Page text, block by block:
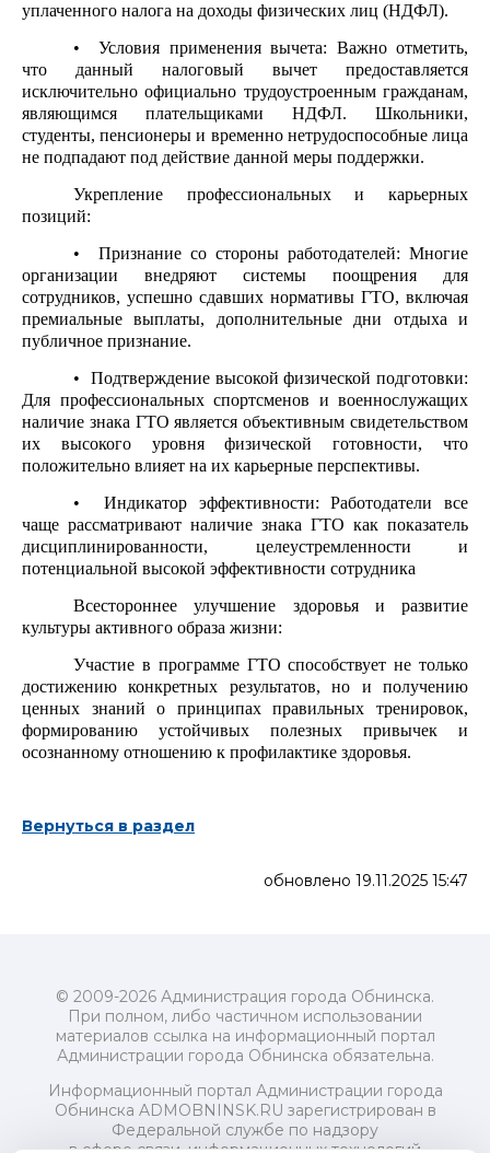
уплаченного налога на доходы физических лиц (НДФЛ).
• Условия применения вычета: Важно отметить,
что данный налоговый вычет предоставляется
исключительно официально трудоустроенным гражданам,
являющимся плательщиками НДФЛ. Школьники,
студенты, пенсионеры и временно нетрудоспособные лица
не подпадают под действие данной меры поддержки.
Укрепление профессиональных и карьерных
позиций:
• Признание со стороны работодателей: Многие
организации внедряют системы поощрения для
сотрудников, успешно сдавших нормативы ГТО, включая
премиальные выплаты, дополнительные дни отдыха и
публичное признание.
• Подтверждение высокой физической подготовки:
Для профессиональных спортсменов и военнослужащих
наличие знака ГТО является объективным свидетельством
их высокого уровня физической готовности, что
положительно влияет на их карьерные перспективы.
• Индикатор эффективности: Работодатели все
чаще рассматривают наличие знака ГТО как показатель
дисциплинированности, целеустремленности и
потенциальной высокой эффективности сотрудника
Всестороннее улучшение здоровья и развитие
культуры активного образа жизни:
Участие в программе ГТО способствует не только
достижению конкретных результатов, но и получению
ценных знаний о принципах правильных тренировок,
формированию устойчивых полезных привычек и
осознанному отношению к профилактике здоровья.
Вернуться в раздел
обновлено 19.11.2025 15:47
© 2009-2026 Администрация города Обнинска.
При полном, либо частичном использовании
материалов ссылка на информационный портал
Администрации города Обнинска обязательна.
Информационный портал Администрации города
Обнинска ADMOBNINSK.RU зарегистрирован в
Федеральной службе по надзору